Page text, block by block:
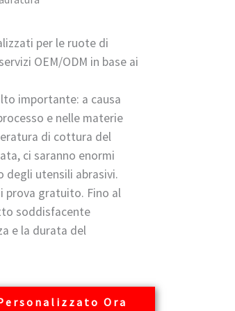
per le ruote di
OEM/ODM in base ai
importante: a causa
e nelle materie
di cottura del
ci saranno enormi
degli utensili abrasivi.
prova gratuito. Fino al
soddisfacente
e la durata del
Ora